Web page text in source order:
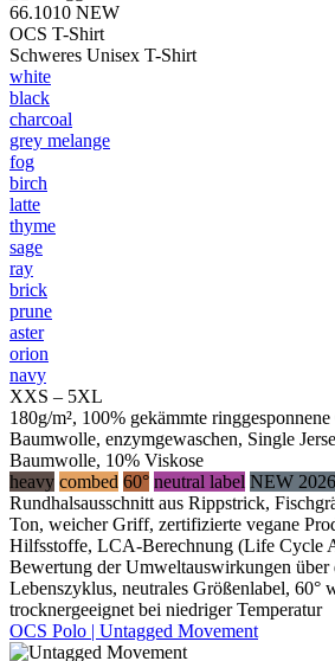
66.1010 NEW
OCS T-Shirt
Schweres Unisex T-Shirt
white
black
charcoal
grey melange
fog
birch
latte
thyme
sage
ray
brick
prune
aster
orion
navy
XXS – 5XL
180g/m², 100% gekämmte
Baumwolle, enzymgewaschen, Single
Baumwolle, 10% Viskose
heavy combed 60° neutral label NEW 2026
Rundhalsausschnitt aus Rippstrick,
Ton, weicher Griff, zertifizierte vegane
Hilfsstoffe, LCA-Berechnung (Life Cycle
Bewertung der Umweltauswirkungen über
Lebenszyklus, neutrales Größenlabel, 60°
trocknergeeignet bei niedriger Temperatur
OCS Polo | Untagged Movement